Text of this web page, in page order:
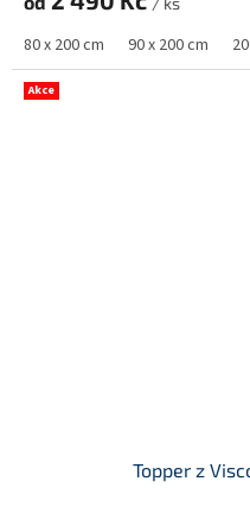
80 x 200 cm 90 x 200 cm
Akce
Topper z